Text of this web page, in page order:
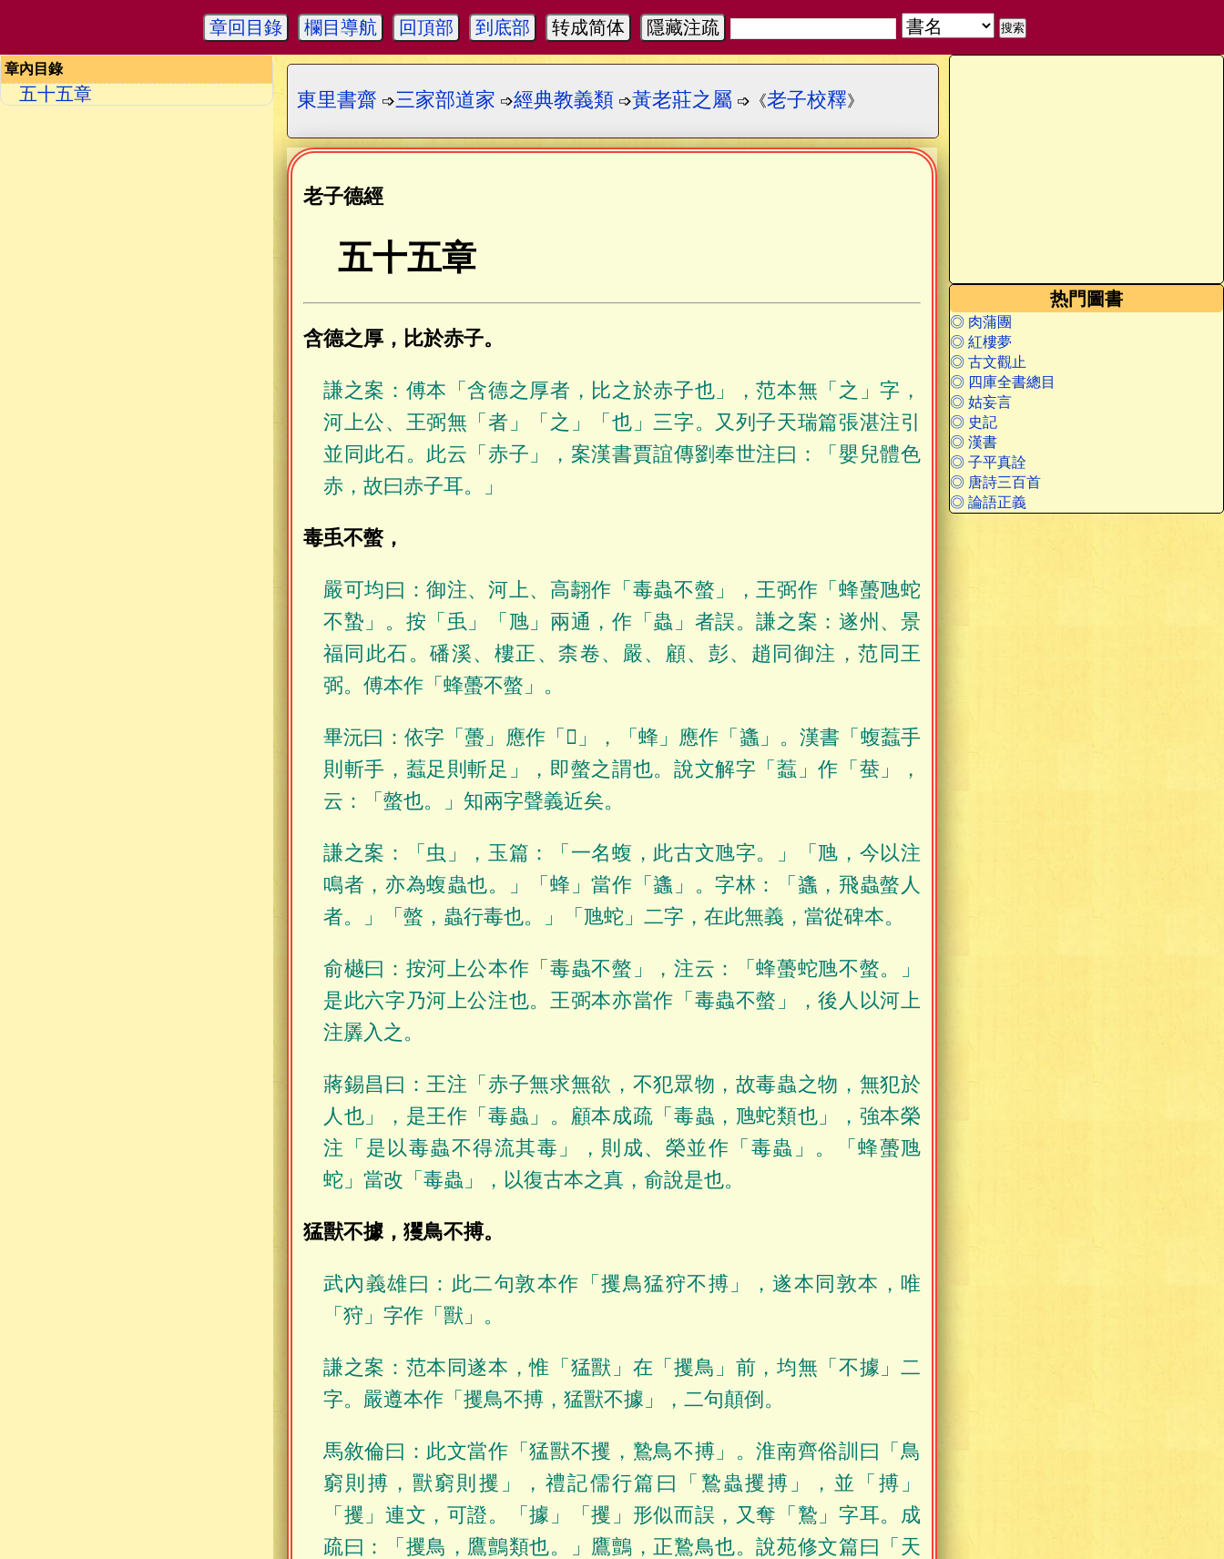
章回目錄 欄目導航 回頂部 到底部 转成简体 隱藏注疏
章內目錄
五十五章
热門圖書
◎ 肉蒲團
◎ 紅樓夢
◎ 古文觀止
◎ 四庫全書總目
◎ 姑妄言
◎ 史記
◎ 漢書
◎ 子平真詮
◎ 唐詩三百首
◎ 論語正義
東里書齋 ➩三家部道家 ➩經典教義類 ➩黃老莊之屬 ➩《老子校釋》
老子德經
五十五章
含德之厚，比於赤子。
謙之案：傅本「含德之厚者，比之於赤子也」，范本無「之」字，
河上公、王弼無「者」「之」「也」三字。又列子天瑞篇張湛注引
並同此石。此云「赤子」，案漢書賈誼傳劉奉世注曰：「嬰兒體色
赤，故曰赤子耳。」
毒䖝不螫，
嚴可均曰：御注、河上、高翿作「毒蟲不螫」，王弼作「蜂蠆虺蛇
不蟄」。按「䖝」「虺」兩通，作「蟲」者誤。謙之案：遂州、景
福同此石。磻溪、樓正、柰卷、嚴、顧、彭、趙同御注，范同王
弼。傅本作「蜂蠆不螫」。
畢沅曰：依字「蠆」應作「𧍣」，「蜂」應作「蠭」。漢書「蝮蠚手
則斬手，蠚足則斬足」，即螫之謂也。說文解字「蠚」作「蛬」，
云：「螫也。」知兩字聲義近矣。
謙之案：「虫」，玉篇：「一名蝮，此古文虺字。」「虺，今以注
鳴者，亦為蝮蟲也。」「蜂」當作「蠭」。字林：「蠭，飛蟲螫人
者。」「螫，蟲行毒也。」「虺蛇」二字，在此無義，當從碑本。
俞樾曰：按河上公本作「毒蟲不螫」，注云：「蜂蠆蛇虺不螫。」
是此六字乃河上公注也。王弼本亦當作「毒蟲不螫」，後人以河上
注羼入之。
蔣錫昌曰：王注「赤子無求無欲，不犯眾物，故毒蟲之物，無犯於
人也」，是王作「毒蟲」。顧本成疏「毒蟲，虺蛇類也」，強本榮
注「是以毒蟲不得流其毒」，則成、榮並作「毒蟲」。「蜂蠆虺
蛇」當改「毒蟲」，以復古本之真，俞說是也。
猛獸不據，玃鳥不搏。
武內義雄曰：此二句敦本作「攫鳥猛狩不搏」，遂本同敦本，唯
「狩」字作「獸」。
謙之案：范本同遂本，惟「猛獸」在「攫鳥」前，均無「不據」二
字。嚴遵本作「攫鳥不搏，猛獸不據」，二句顛倒。
馬敘倫曰：此文當作「猛獸不攫，鷙鳥不搏」。淮南齊俗訓曰「鳥
窮則搏，獸窮則攫」，禮記儒行篇曰「鷙蟲攫搏」，並「搏」
「攫」連文，可證。「據」「攫」形似而誤，又奪「鷙」字耳。成
疏曰：「攫鳥，鷹鸇類也。」鷹鸇，正鷙鳥也。說苑修文篇曰「天